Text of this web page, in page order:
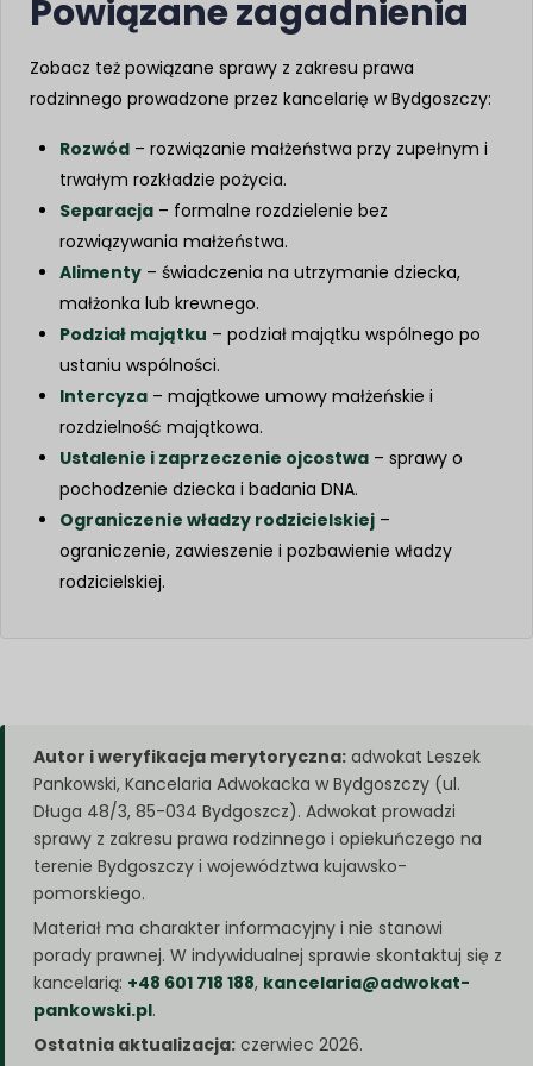
Powiązane zagadnienia
Zobacz też powiązane sprawy z zakresu prawa
rodzinnego prowadzone przez kancelarię w Bydgoszczy:
Rozwód – rozwiązanie małżeństwa przy zupełnym i
trwałym rozkładzie pożycia.
Separacja – formalne rozdzielenie bez
rozwiązywania małżeństwa.
Alimenty – świadczenia na utrzymanie dziecka,
małżonka lub krewnego.
Podział majątku – podział majątku wspólnego po
ustaniu wspólności.
Intercyza – majątkowe umowy małżeńskie i
rozdzielność majątkowa.
Ustalenie i zaprzeczenie ojcostwa – sprawy o
pochodzenie dziecka i badania DNA.
Ograniczenie władzy rodzicielskiej –
ograniczenie, zawieszenie i pozbawienie władzy
rodzicielskiej.
Autor i weryfikacja merytoryczna: adwokat Leszek
Pankowski, Kancelaria Adwokacka w Bydgoszczy (ul.
Długa 48/3, 85-034 Bydgoszcz). Adwokat prowadzi
sprawy z zakresu prawa rodzinnego i opiekuńczego na
terenie Bydgoszczy i województwa kujawsko-
pomorskiego.
Materiał ma charakter informacyjny i nie stanowi
porady prawnej. W indywidualnej sprawie skontaktuj się z
kancelarią: +48 601 718 188, kancelaria@adwokat-
pankowski.pl.
Ostatnia aktualizacja: czerwiec 2026.